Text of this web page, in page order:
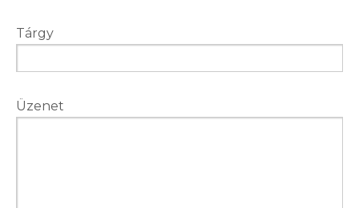
Tárgy
Üzenet